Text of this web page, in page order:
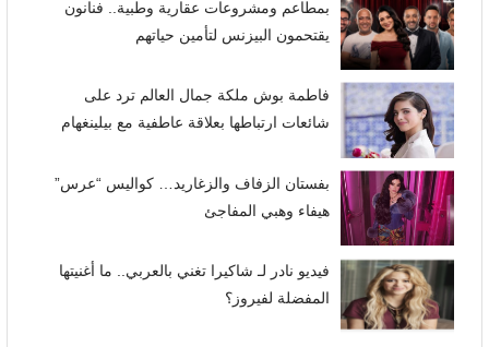
بمطاعم ومشروعات عقارية وطبية.. فنانون
يقتحمون البيزنس لتأمين حياتهم
فاطمة بوش ملكة جمال العالم ترد على
شائعات ارتباطها بعلاقة عاطفية مع بيلينغهام
بفستان الزفاف والزغاريد… كواليس “عرس”
هيفاء وهبي المفاجئ
فيديو نادر لـ شاكيرا تغني بالعربي.. ما أغنيتها
المفضلة لفيروز؟